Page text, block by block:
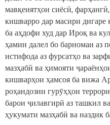
мавқеиятҳои сиёсӣ,
кишварро дар масири дигаре
ба аҳдофи худ дар Ироқ ва
ҳамин далел бо барномаи аз
истифода аз фурсатҳо ва
мазҳабӣ ва ҳимояти
кишварҳои ҳамсоя ба вижа
роҳандозии гурӯҳҳои
барои ҷилавгирӣ аз ташкил
ҳукумати мазҳабӣ ва наздик